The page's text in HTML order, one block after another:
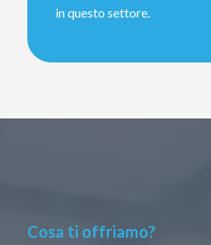
in questo settore.
Cosa ti offriamo?